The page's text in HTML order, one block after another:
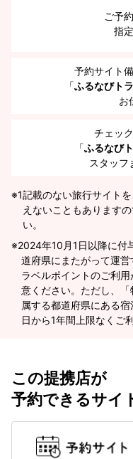
ご予
指
予約サイト
「ふるなびト
お
チェッ
「ふるなび
スタッフ
※1記載のない旅行サイト
えないこともあります
い。
2024年10月1日以降に付
道府県にまたがって運
ラベルポイントのご利
意ください。ただし、
属する都道府県にある
日から1年間上限なくご
この提携店が
予約できるサイ